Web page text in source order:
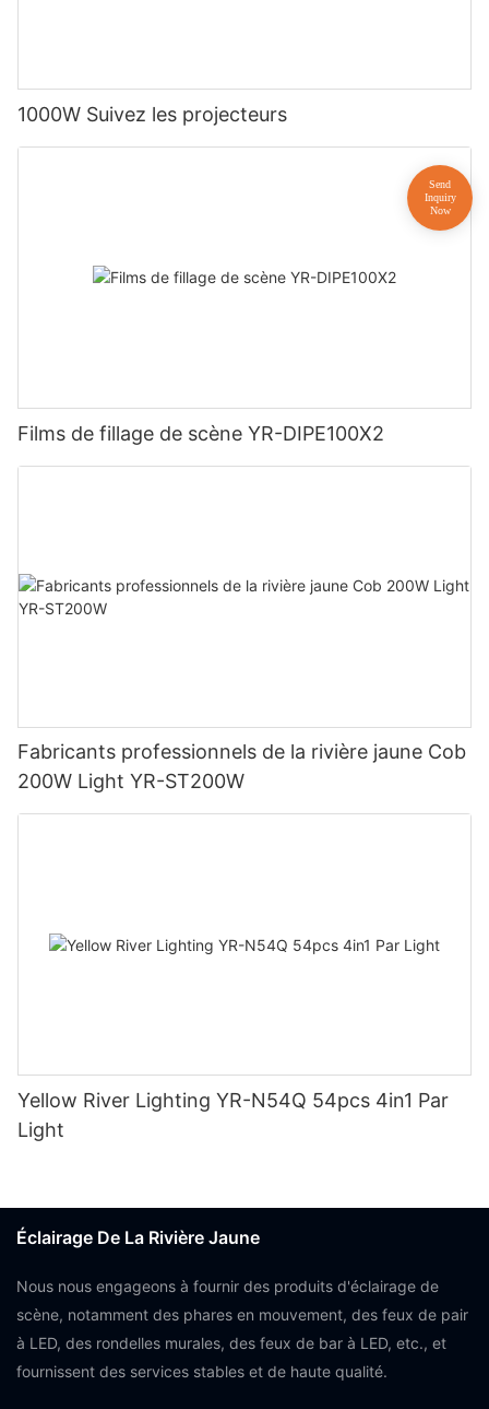
1000W Suivez les projecteurs
Films de fillage de scène YR-DIPE100X2
Fabricants professionnels de la rivière jaune Cob
200W Light YR-ST200W
Yellow River Lighting YR-N54Q 54pcs 4in1 Par
Light
Éclairage De La Rivière Jaune
Nous nous engageons à fournir des produits d'éclairage de
scène, notamment des phares en mouvement, des feux de pair
à LED, des rondelles murales, des feux de bar à LED, etc., et
fournissent des services stables et de haute qualité.